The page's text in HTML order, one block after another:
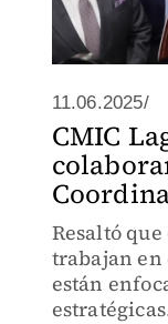
11.06.2025/
CMIC
Resaltó
trabajan en
están